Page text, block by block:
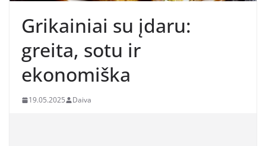
Grikainiai su įdaru:
greita, sotu ir
ekonomiška
19.05.2025 Daiva